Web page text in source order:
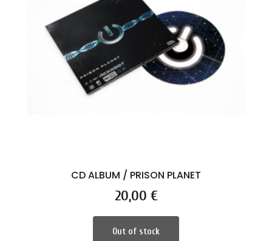
CD ALBUM / PRISON PLANET
Prix
20,00 €
Out of stock